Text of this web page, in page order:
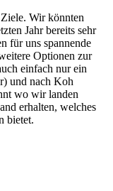
Wir könnten
Jahr bereits sehr
für uns spannende
Optionen zur
einfach nur ein
und nach Koh
wo wir landen
erhalten, welches
bietet.